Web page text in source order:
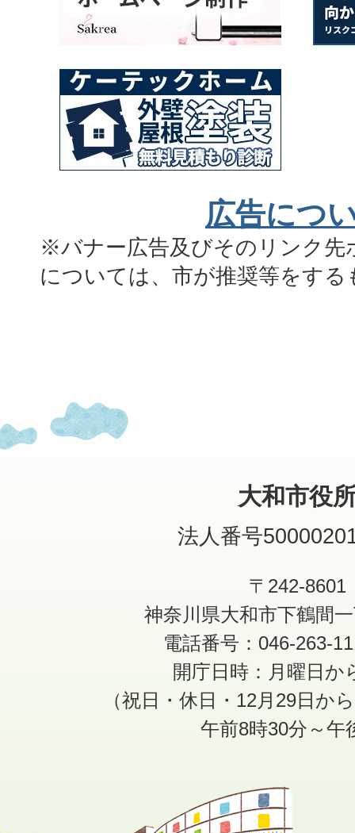
広告につ
※バナー広告及びそのリンク先
については、市が推奨等をす
大和市役
法人番号
〒242-8601
神奈川県大和市下鶴間
電話番号：046-263-
開庁日時：月曜日か
（祝日・休日・12月29日か
午前8時30分～午